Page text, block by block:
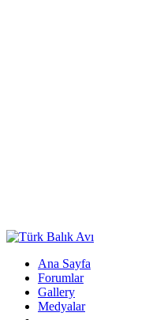
Ana Sayfa
Forumlar
Gallery
Medyalar